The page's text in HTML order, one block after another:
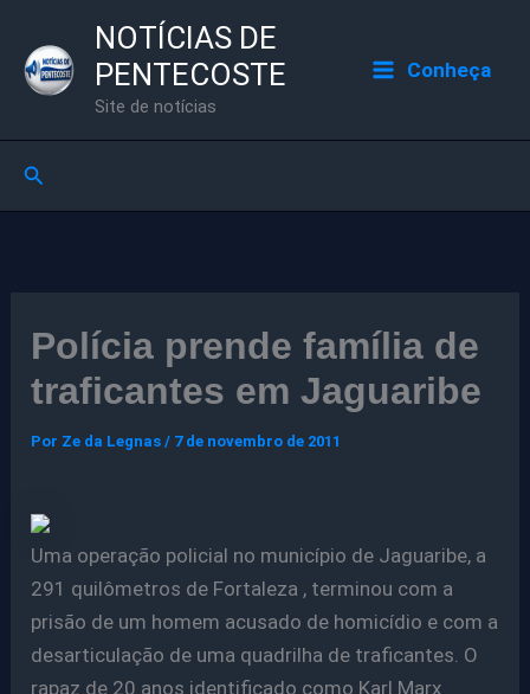
para
NOTÍCIAS DE
PENTECOSTE
Site de notícias
Conheça
Pesquisar
Polícia prende família de
traficantes em Jaguaribe
Por Ze da Legnas/ 7 de novembro de 2011
Uma operação policial no município de Jaguaribe, a
291 quilômetros de Fortaleza , terminou com a
prisão de um homem acusado de homicídio e com a
desarticulação de uma quadrilha de traficantes. O
rapaz de 20 anos identificado como Karl Marx